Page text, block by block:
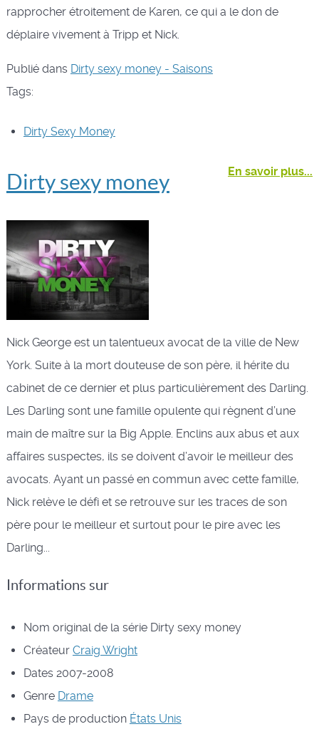
rapprocher étroitement de Karen, ce qui a le don de
déplaire vivement à Tripp et Nick.
Publié dans Dirty sexy money - Saisons
Tags:
Dirty Sexy Money
En savoir plus...
Dirty sexy money
Nick George est un talentueux avocat de la ville de New
York. Suite à la mort douteuse de son père, il hérite du
cabinet de ce dernier et plus particulièrement des Darling.
Les Darling sont une famille opulente qui règnent d’une
main de maître sur la Big Apple. Enclins aux abus et aux
affaires suspectes, ils se doivent d’avoir le meilleur des
avocats. Ayant un passé en commun avec cette famille,
Nick relève le défi et se retrouve sur les traces de son
père pour le meilleur et surtout pour le pire avec les
Darling...
Informations sur
Nom original de la série Dirty sexy money
Créateur Craig Wright
Dates 2007-2008
Genre Drame
Pays de production États Unis